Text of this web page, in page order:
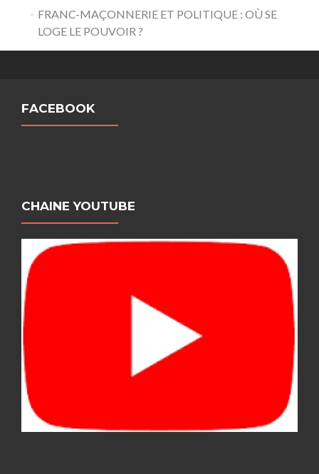
FRANC-MAÇONNERIE ET POLITIQUE : OÙ SE
LOGE LE POUVOIR ?
FACEBOOK
CHAINE YOUTUBE